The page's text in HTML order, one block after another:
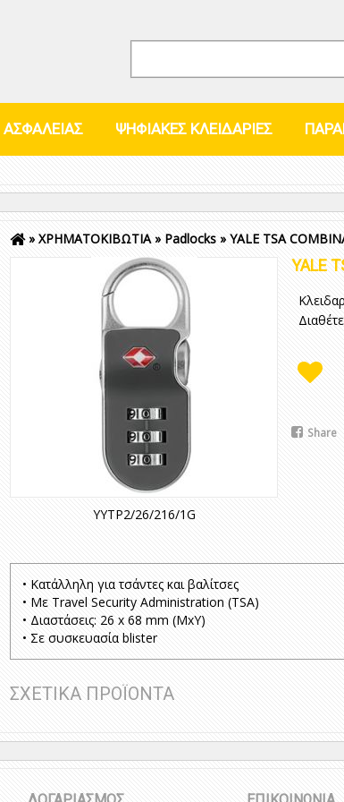
ΨΗΦΙΑΚΕΣ ΚΛΕΙΔΑΡΙΕΣ
» ΧΡΗΜΑΤΟΚΙΒΩΤΙΑ» Padlocks » YALE TSA
YYTP2/26/216/1G
YALE
Share
• Κατάλληλη για τσάντες και βαλίτσες
• Με Travel Security Administration (TSA)
• Διαστάσεις: 26 x 68 mm (ΜxY)
• Σε συσκευασία blister
ΣΧΕΤΙΚΑ ΠΡΟΪΟΝΤΑ